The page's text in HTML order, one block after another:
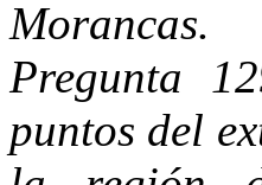
Morancas.
Pregunta
puntos del